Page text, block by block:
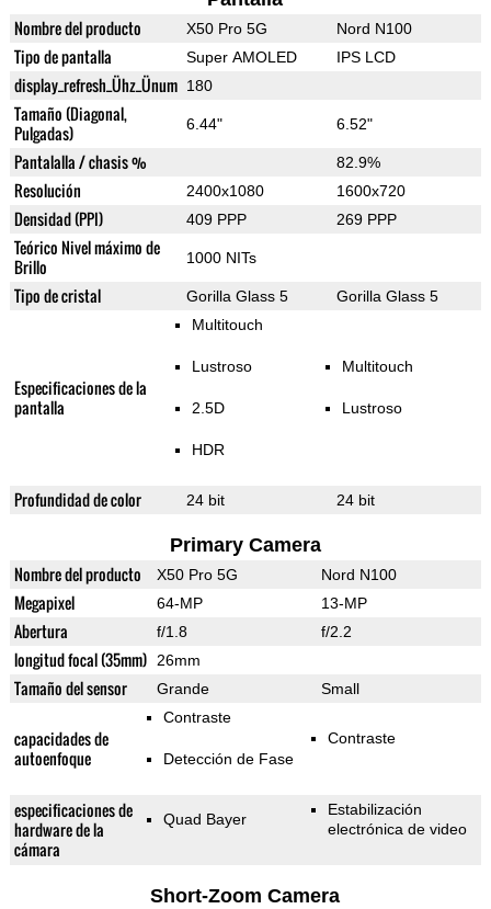
Nombre del producto X50 Pro 5G Nord N100
Tipo de pantalla Super AMOLED IPS LCD
display_refresh_Ühz_Ünum 180
Tamaño (Diagonal,
Pulgadas)
6.44" 6.52"
Pantalalla / chasis % 82.9%
Resolución 2400x1080 1600x720
Densidad (PPI) 409 PPP 269 PPP
Teórico Nivel máximo de
Brillo
1000 NITs
Tipo de cristal Gorilla Glass 5 Gorilla Glass 5
Especificaciones de la
pantalla
Multitouch
Lustroso
2.5D
HDR
Multitouch
Lustroso
Profundidad de color 24 bit 24 bit
Primary Camera
Nombre del producto X50 Pro 5G Nord N100
Megapixel 64-MP 13-MP
Abertura f/1.8 f/2.2
longitud focal (35mm) 26mm
Tamaño del sensor Grande Small
capacidades de
autoenfoque
Contraste
Detección de Fase
Contraste
especificaciones de
hardware de la
cámara
Quad Bayer
Estabilización
electrónica de video
Short-Zoom Camera